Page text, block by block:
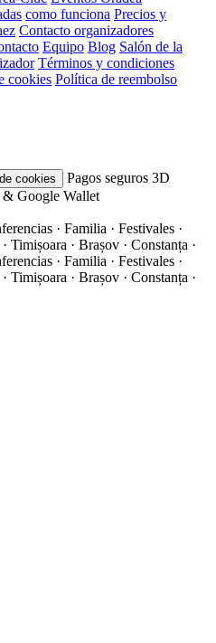
como funciona Precios y
Contacto organizadores
Equipo Blog Salón de la
Términos y condiciones
cookies Política de reembolso
cookies Pagos seguros 3D
Google Wallet
· Familia · Festivales ·
Timișoara · Brașov · Constanța ·
· Familia · Festivales ·
Timișoara · Brașov · Constanța ·